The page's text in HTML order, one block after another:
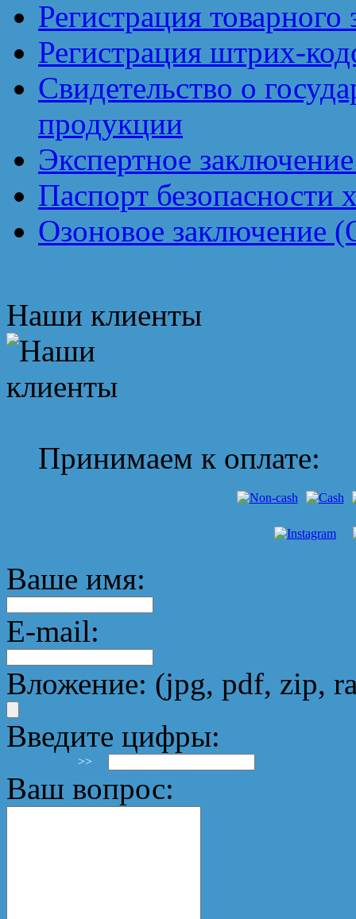
Регистрация товарного
Регистрация штрих-
Свидетельство о
продукции
Экспертное
Паспорт безопасности
Озоновое заключение
Наши клиенты
Принимаем к оплате:
Ваше имя:
E-mail:
Вложение: (jpg, pdf, zip,
Введите цифры:
>>
Ваш вопрос: